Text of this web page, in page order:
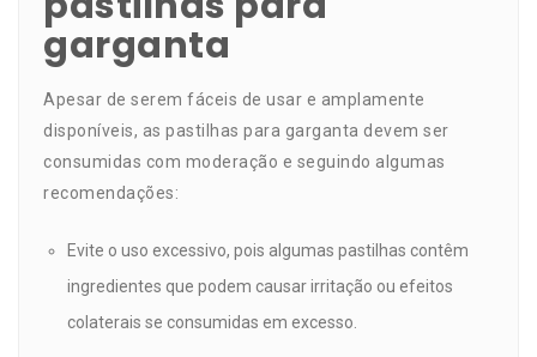
garganta
Apesar de serem fáceis de usar e amplamente
disponíveis, as pastilhas para garganta devem ser
consumidas com moderação e seguindo algumas
recomendações:
Evite o uso excessivo, pois algumas pastilhas contêm
ingredientes que podem causar irritação ou efeitos
colaterais se consumidas em excesso.